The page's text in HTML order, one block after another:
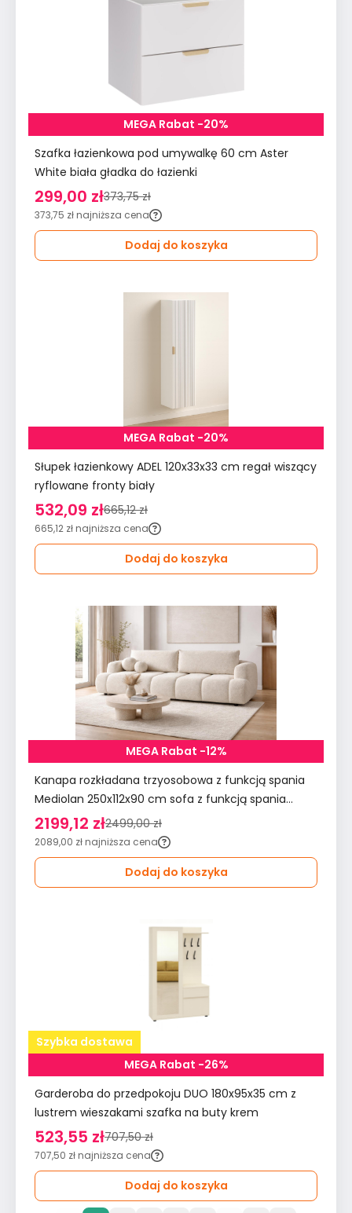
MEGA Rabat -20%
Szafka łazienkowa pod umywalkę 60 cm Aster
White biała gładka do łazienki
299,00 zł373,75 zł
373,75 zł najniższa cena
Dodaj do koszyka
MEGA Rabat -20%
Słupek łazienkowy ADEL 120x33x33 cm regał wiszący
ryflowane fronty biały
532,09 zł665,12 zł
665,12 zł najniższa cena
Dodaj do koszyka
MEGA Rabat -12%
Kanapa rozkładana trzyosobowa z funkcją spania
Mediolan 250x112x90 cm sofa z funkcją spania
tkanina LOOP kremowa
2199,12 zł2499,00 zł
2089,00 zł najniższa cena
Dodaj do koszyka
Szybka dostawa
MEGA Rabat -26%
Garderoba do przedpokoju DUO 180x95x35 cm z
lustrem wieszakami szafka na buty krem
523,55 zł707,50 zł
707,50 zł najniższa cena
Dodaj do koszyka